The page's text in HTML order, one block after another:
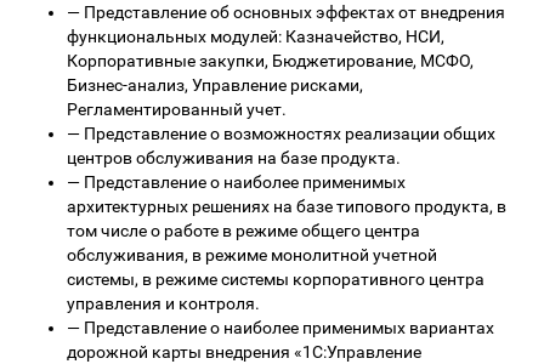
— Представление об основных эффектах от внедрения
функциональных модулей: Казначейство, НСИ,
Корпоративные закупки, Бюджетирование, МСФО,
Бизнес-анализ, Управление рисками,
Регламентированный учет.
— Представление о возможностях реализации общих
центров обслуживания на базе продукта.
— Представление о наиболее применимых
архитектурных решениях на базе типового продукта, в
том числе о работе в режиме общего центра
обслуживания, в режиме монолитной учетной
системы, в режиме системы корпоративного центра
управления и контроля.
— Представление о наиболее применимых вариантах
дорожной карты внедрения «1С:Управление